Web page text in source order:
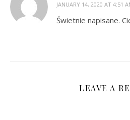
JANUARY 14, 2020 AT 4:51
Świetnie napisane.
LEAVE A